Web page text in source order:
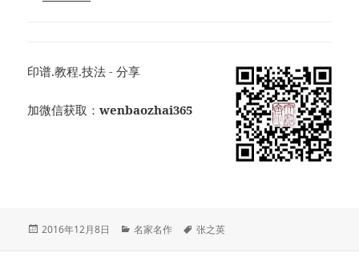
印谱.教程.技法 - 分享
加微信获取：wenbaozhai365
发
2016年12月8日
分
名家名作
标
张之英